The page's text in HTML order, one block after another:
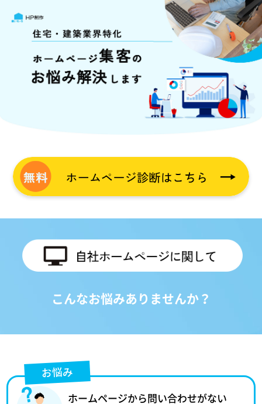
こんなお悩みありませんか？
お悩み
ホームページから問い合わせがない